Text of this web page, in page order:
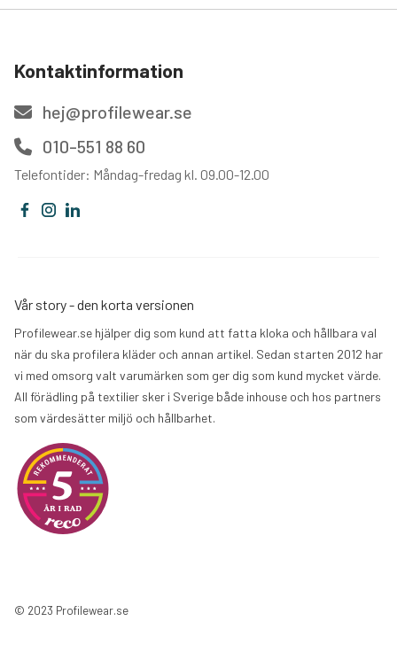
Kontaktinformation
hej@profilewear.se
010-551 88 60
Telefontider: Måndag-fredag kl. 09.00-12.00
Vår story - den korta versionen
Profilewear.se hjälper dig som kund att fatta kloka och hållbara val
när du ska profilera kläder och annan artikel. Sedan starten 2012 har
vi med omsorg valt varumärken som ger dig som kund mycket värde.
All förädling på textilier sker i Sverige både inhouse och hos partners
som värdesätter miljö och hållbarhet.
© 2023 Profilewear.se